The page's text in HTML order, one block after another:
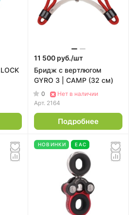
11 500 руб./шт
Бридж с вертлюгом
GYRO 3 | CAMP (32 см)
0
Нет в наличии
Арт. 2164
Подробнее
НОВИНКИ EAC